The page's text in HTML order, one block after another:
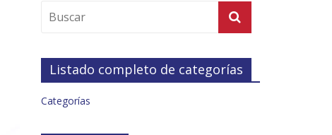
Listado completo de categorías
Categorías